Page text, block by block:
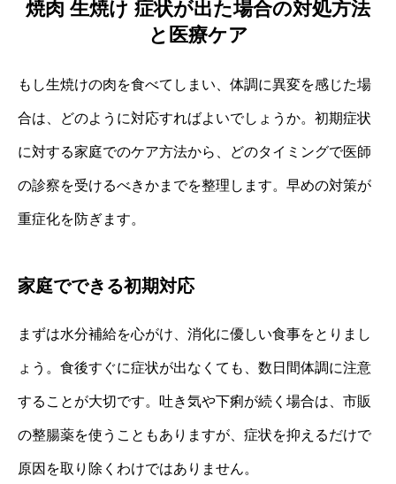
焼肉 生焼け 症状が出た場合の対処方法
と医療ケア
もし生焼けの肉を食べてしまい、体調に異変を感じた場
合は、どのように対応すればよいでしょうか。初期症状
に対する家庭でのケア方法から、どのタイミングで医師
の診察を受けるべきかまでを整理します。早めの対策が
重症化を防ぎます。
家庭でできる初期対応
まずは水分補給を心がけ、消化に優しい食事をとりまし
ょう。食後すぐに症状が出なくても、数日間体調に注意
することが大切です。吐き気や下痢が続く場合は、市販
の整腸薬を使うこともありますが、症状を抑えるだけで
原因を取り除くわけではありません。